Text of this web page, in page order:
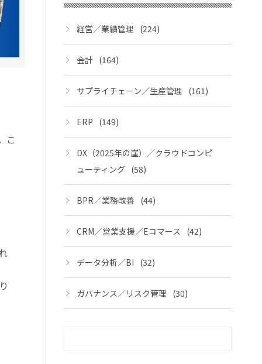
こ
経営／業績管理 (224)
会計 (164)
サプライチェーン／生産管理 (161)
ERP (149)
DX（2025年の崖）／クラウドコンピ
ューティング (58)
BPR／業務改善 (44)
CRM／営業支援／Eコマース (42)
データ分析／BI (32)
ガバナンス／リスク管理 (30)